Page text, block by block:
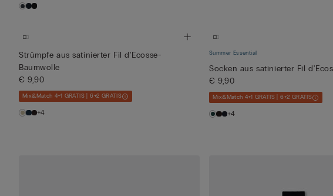
Strümpfe aus satinierter Fil d'Ecosse-
Baumwolle
€ 9,90
Mix&Match 4+1 GRATIS | 6+2 GRATIS
+4
Summer Essential
Socken aus satinierter Fil
€ 9,90
Mix&Match 4+1 GRATIS | 6+2 GRATIS
+4